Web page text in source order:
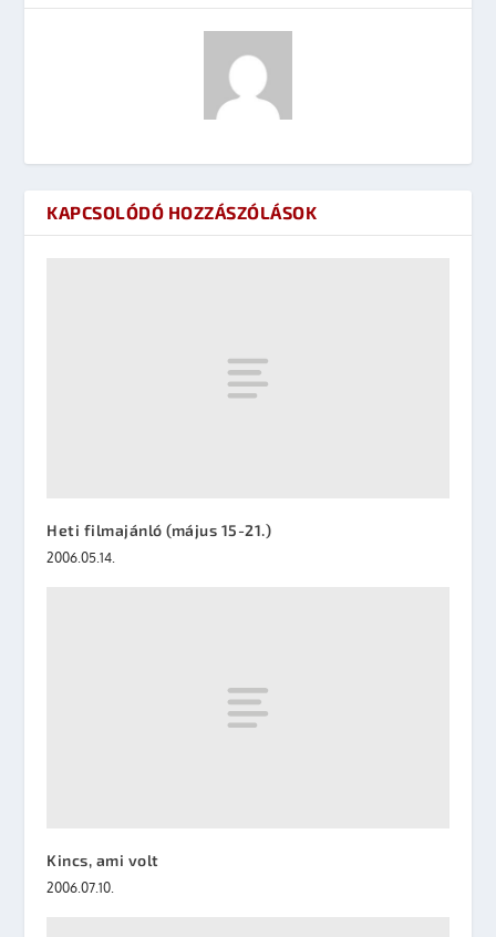
KAPCSOLÓDÓ HOZZÁSZÓLÁSOK
Heti filmajánló (május 15-21.)
2006.05.14.
Kincs, ami volt
2006.07.10.